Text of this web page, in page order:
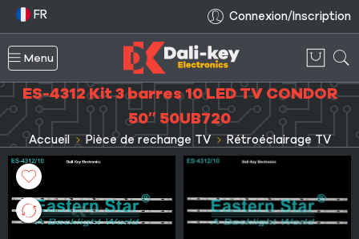
FR Connexion/Inscription
Menu
ES-4312 Kit 3 barres 10 LED TV CONDOR
50″ 50UB720
Accueil Pièce de rechange TV Rétroéclairage TV